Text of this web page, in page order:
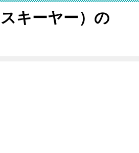
キーヤー）の